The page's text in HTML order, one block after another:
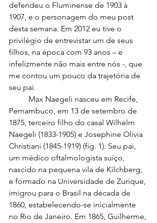
defendeu o Fluminense de 1903 à
1907, e o personagem do meu post
desta semana. Em 2012 eu tive o
privilégio de entrevistar um de seus
filhos, na época com 93 anos – e
infelizmente não mais entre nós -, que
me contou um pouco da trajetória de
seu pai.
Pernambuco, em 13 de setembro de
1875, terceiro filho do casal Wilhelm
Naegeli (1833-1905) e Josephine Olivia
Christiani (1845-1919) (fig. 1). Seu pai,
um médico oftalmologista suíço,
nascido na pequena vila de Kilchberg,
e formado na Universidade de Zurique,
imigrou para o Brasil na década de
1860, estabelecendo-se inicialmente
no Rio de Janeiro. Em 1865, Guilherme,